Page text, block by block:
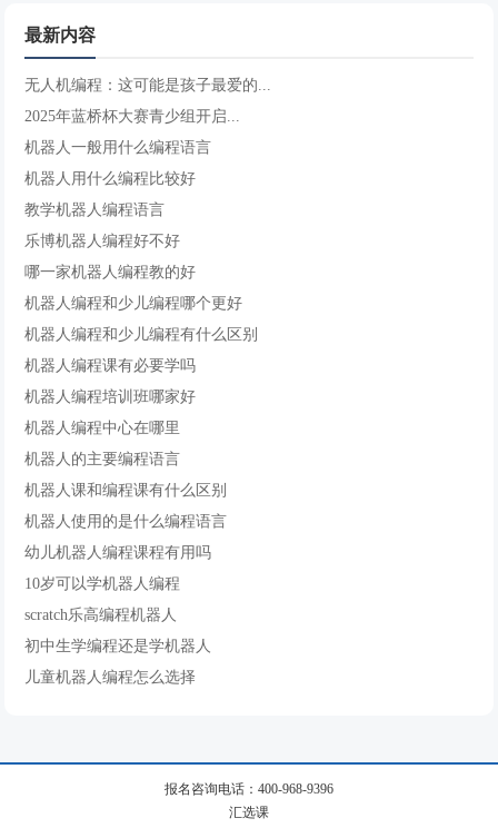
最新内容
无人机编程：这可能是孩子最爱的...
2025年蓝桥杯大赛青少组开启...
机器人一般用什么编程语言
机器人用什么编程比较好
教学机器人编程语言
乐博机器人编程好不好
哪一家机器人编程教的好
机器人编程和少儿编程哪个更好
机器人编程和少儿编程有什么区别
机器人编程课有必要学吗
机器人编程培训班哪家好
机器人编程中心在哪里
机器人的主要编程语言
机器人课和编程课有什么区别
机器人使用的是什么编程语言
幼儿机器人编程课程有用吗
10岁可以学机器人编程
scratch乐高编程机器人
初中生学编程还是学机器人
儿童机器人编程怎么选择
报名咨询电话：400-968-9396
汇选课